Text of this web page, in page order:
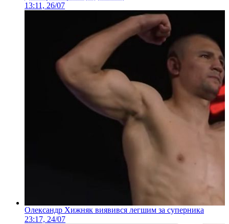
13:11, 26/07
Олександр Хижняк виявився легшим за суперника
23:17, 24/07